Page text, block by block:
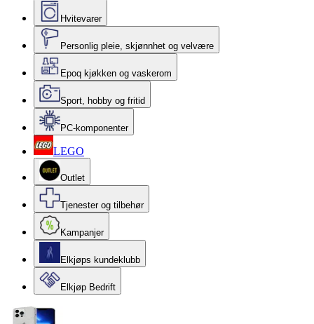
Hvitevarer
Personlig pleie, skjønnhet og velvære
Epoq kjøkken og vaskerom
Sport, hobby og fritid
PC-komponenter
LEGO
Outlet
Tjenester og tilbehør
Kampanjer
Elkjøps kundeklubb
Elkjøp Bedrift